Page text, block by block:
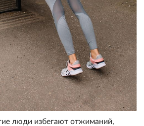
люди избегают отжиманий,